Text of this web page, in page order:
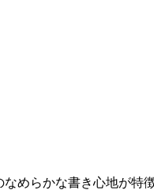
めらかな書き心地が特徴